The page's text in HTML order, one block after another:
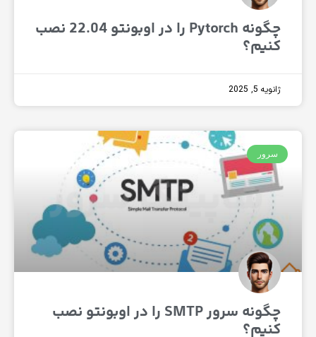
چگونه Pytorch را در اوبونتو 22.04 نصب
چگونه سرور SMTP را در اوبونتو نصب